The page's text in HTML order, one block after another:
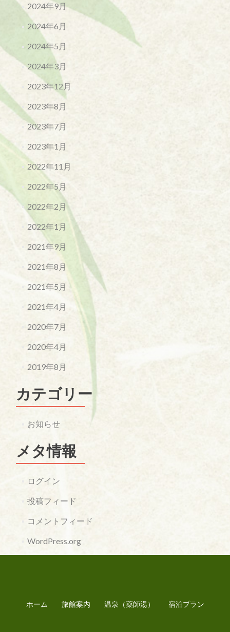
2024年9月
2024年6月
2024年5月
2024年3月
2023年12月
2023年8月
2023年7月
2023年1月
2022年11月
2022年5月
2022年2月
2022年1月
2021年9月
2021年8月
2021年5月
2021年4月
2020年7月
2020年4月
2019年8月
カテゴリー
お知らせ
メタ情報
ログイン
投稿フィード
コメントフィード
WordPress.org
ホーム 旅館案内 温泉（薬師湯） 宿泊プラン